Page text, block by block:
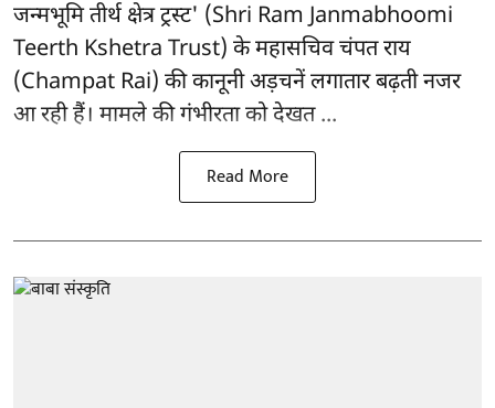
जन्मभूमि तीर्थ क्षेत्र ट्रस्ट' (Shri Ram Janmabhoomi
Teerth Kshetra Trust) के महासचिव चंपत राय
(Champat Rai) की कानूनी अड़चनें लगातार बढ़ती नजर
आ रही हैं। मामले की गंभीरता को देखत ...
Read More